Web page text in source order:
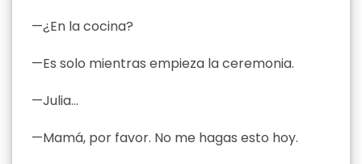
—¿En la cocina?
—Es solo mientras empieza la ceremonia.
—Julia…
—Mamá, por favor. No me hagas esto hoy.